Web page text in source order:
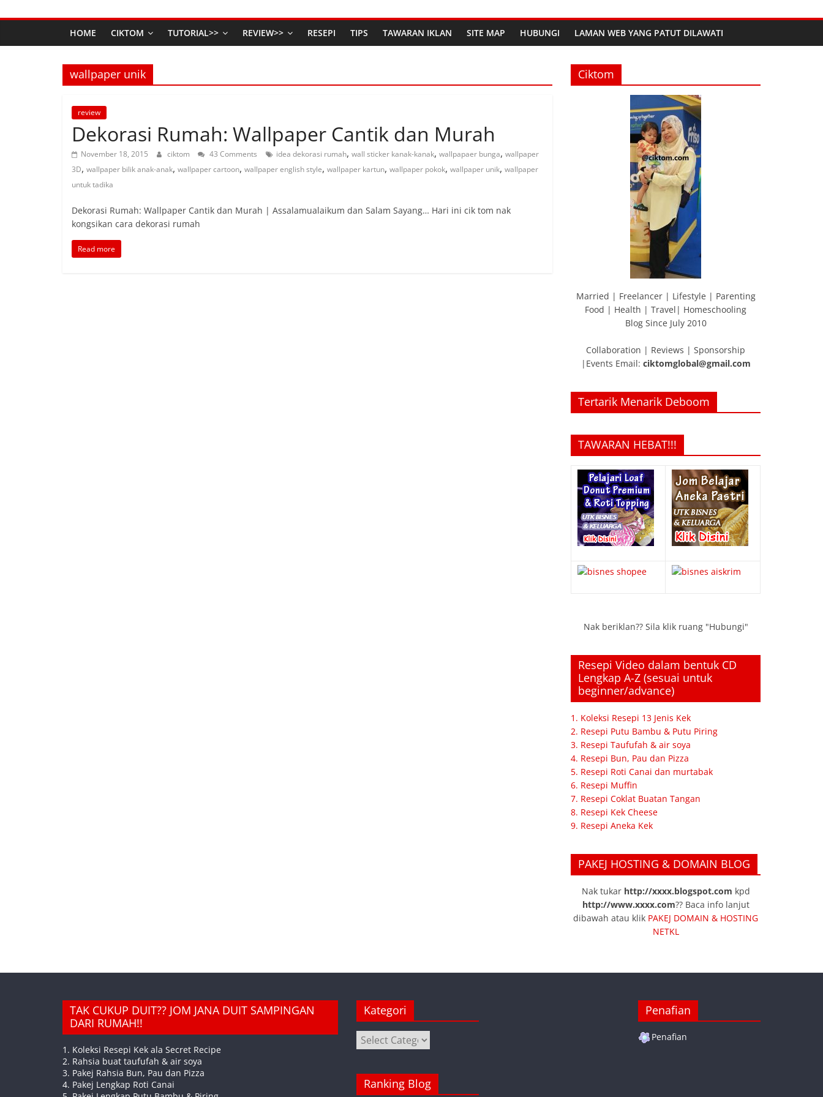
HOME CIKTOM TUTORIAL>> REVIEW>> RESEPI TIPS TAWARAN IKLAN SITE MAP HUBUNGI LAMAN WEB YANG PATUT DILAWATI
wallpaper unik
review
Dekorasi Rumah: Wallpaper Cantik dan Murah
November 18, 2015 ciktom 43 Comments idea dekorasi rumah, wall sticker kanak-kanak, wallpapaer bunga, wallpaper
3D, wallpaper bilik anak-anak, wallpaper cartoon, wallpaper english style, wallpaper kartun, wallpaper pokok, wallpaper unik, wallpaper
untuk tadika
Dekorasi Rumah: Wallpaper Cantik dan Murah | Assalamualaikum dan Salam Sayang… Hari ini cik tom nak
kongsikan cara dekorasi rumah
Read more
Ciktom
Married | Freelancer | Lifestyle | Parenting
Food | Health | Travel| Homeschooling
Blog Since July 2010
Collaboration | Reviews | Sponsorship
|Events Email: ciktomglobal@gmail.com
Tertarik Menarik Deboom
TAWARAN HEBAT!!!
Nak beriklan?? Sila klik ruang "Hubungi"
Resepi Video dalam bentuk CD
Lengkap A-Z (sesuai untuk
beginner/advance)
1. Koleksi Resepi 13 Jenis Kek
2. Resepi Putu Bambu & Putu Piring
3. Resepi Taufufah & air soya
4. Resepi Bun, Pau dan Pizza
5. Resepi Roti Canai dan murtabak
6. Resepi Muffin
7. Resepi Coklat Buatan Tangan
8. Resepi Kek Cheese
9. Resepi Aneka Kek
PAKEJ HOSTING & DOMAIN BLOG
Nak tukar http://xxxx.blogspot.com kpd
http://www.xxxx.com?? Baca info lanjut
dibawah atau klik PAKEJ DOMAIN & HOSTING
NETKL
TAK CUKUP DUIT?? JOM JANA DUIT SAMPINGAN
DARI RUMAH!!
1. Koleksi Resepi Kek ala Secret Recipe
2. Rahsia buat taufufah & air soya
3. Pakej Rahsia Bun, Pau dan Pizza
4. Pakej Lengkap Roti Canai
Kategori
Kategori
Ranking Blog
Penafian
Penafian